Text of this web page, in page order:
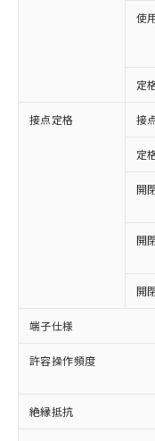
使
定
接点定格 接
定
開
開
開
端子仕様
許容操作頻度
絶縁抵抗
ご利用
以下の条件
本サー
商品の
(税抜)
当社制
本サー
在庫状
記載し
タに基
覧され
※1 対応状
対応済み
非含有に対
対応予定：
有に対応し
対応予定な
非含有に非
調査・確認
非含有の対
非該当品：
害物質有無
仕入先様の事
いたものが
むを得ず変更
鉛(Pb) 1000ppm
※1 中国
「○」：最
基準値以下
「×」：最大
基準値を超
「－」：未確
*中国RoHS10物
Pb(鉛)
当社は
為替お
（以下
国政府